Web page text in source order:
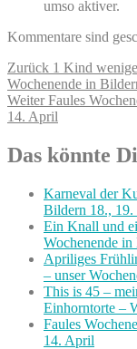
umso aktiver.
Kommentare sind
Zurück Vorheriger
Beitrag:
1 Kind
Wochenende in
Weiter Nächster
Beitrag:
Faules
14. April
Das könnte
Karneval der
Bildern 18.,
Ein Knall und
Wochenende
Apriliges
– unser
This is 45 –
Einhorntorte –
Faules
14. April